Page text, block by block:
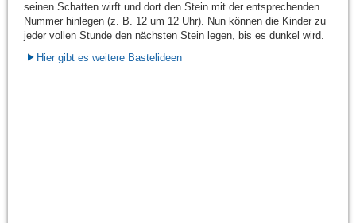
seinen Schatten wirft und dort den Stein mit der entsprechenden
Nummer hinlegen (z. B. 12 um 12 Uhr). Nun können die Kinder zu
jeder vollen Stunde den nächsten Stein legen, bis es dunkel wird.
Hier gibt es weitere Bastelideen